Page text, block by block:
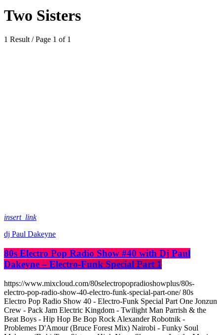
Two Sisters
1 Result / Page 1 of 1
insert_link
dj Paul Dakeyne
80s Electro Pop Radio Show #40 with Dj Paul
Dakeyne – Electro-Funk Special Part 1
https://www.mixcloud.com/80selectropopradioshowplus/80s-
electro-pop-radio-show-40-electro-funk-special-part-one/ 80s
Electro Pop Radio Show 40 - Electro-Funk Special Part One Jonzun
Crew - Pack Jam Electric Kingdom - Twilight Man Parrish & the
Beat Boys - Hip Hop Be Bop Rock Alexander Robotnik -
Problemes D'Amour (Bruce Forest Mix) Nairobi - Funky Soul